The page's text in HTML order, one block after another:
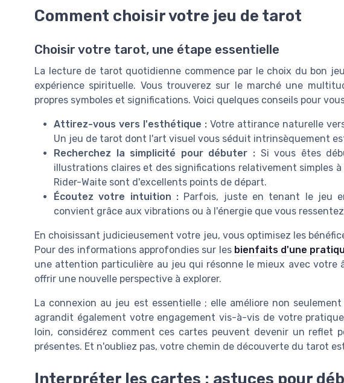
Comment choisir votre jeu de tarot
Choisir votre tarot, une étape essentielle
La lecture de tarot quotidienne commence par le choix du bon
expérience spirituelle. Vous trouverez sur le marché une
propres symboles et significations. Voici quelques conseils pour
Attirez-vous vers l'esthétique : Votre attirance naturelle
Un jeu de tarot dont l'art visuel vous séduit intrinsèquement
Recherchez la simplicité pour débuter : Si vous êtes
illustrations claires et des significations relativement simples à
Rider-Waite sont d'excellents points de départ.
Écoutez votre intuition : Parfois, juste en tenant le jeu
convient grâce aux vibrations ou à l'énergie que vous
En choisissant judicieusement votre jeu, vous optimisez les
Pour des informations approfondies sur les bienfaits d'une
une attention particulière au jeu qui résonne le mieux avec votre
offrir une nouvelle perspective à explorer.
La connexion au jeu est essentielle ; elle améliore non
agrandit également votre engagement vis-à-vis de votre
loin, considérez comment ces cartes peuvent devenir un reflet
présentes. Et n'oubliez pas, votre chemin de découverte du tarot
Interpréter les cartes : astuces pour